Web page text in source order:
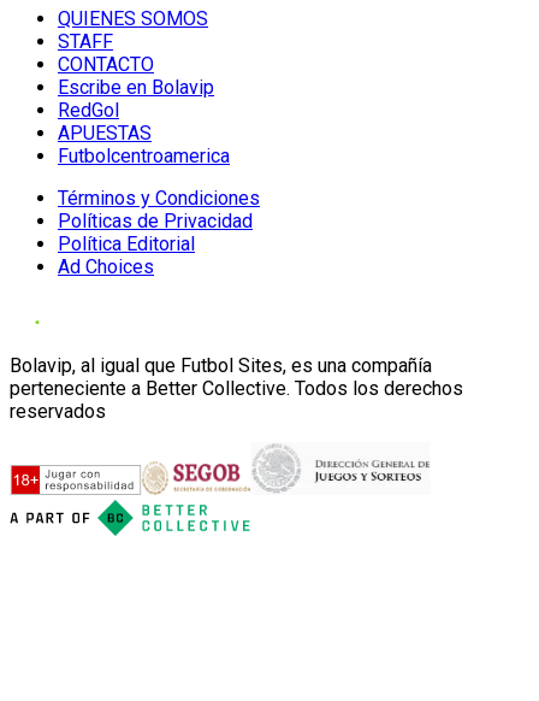
QUIENES SOMOS
STAFF
CONTACTO
Escribe en Bolavip
RedGol
APUESTAS
Futbolcentroamerica
Términos y Condiciones
Políticas de Privacidad
Política Editorial
Ad Choices
Bolavip, al igual que Futbol Sites, es una compañía
perteneciente a Better Collective. Todos los derechos
reservados